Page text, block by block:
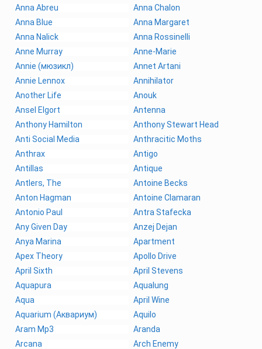
Anna Abreu
Anna Chalon
Anna Blue
Anna Margaret
Anna Nalick
Anna Rossinelli
Anne Murray
Anne-Marie
Annie (мюзикл)
Annet Artani
Annie Lennox
Annihilator
Another Life
Anouk
Ansel Elgort
Antenna
Anthony Hamilton
Anthony Stewart Head
Anti Social Media
Anthracitic Moths
Anthrax
Antigo
Antillas
Antique
Antlers, The
Antoine Becks
Anton Hagman
Antoine Clamaran
Antonio Paul
Antra Stafecka
Any Given Day
Anzej Dejan
Anya Marina
Apartment
Apex Theory
Apollo Drive
April Sixth
April Stevens
Aquapura
Aqualung
Aqua
April Wine
Aquarium (Аквариум)
Aquilo
Aram Mp3
Aranda
Arcana
Arch Enemy